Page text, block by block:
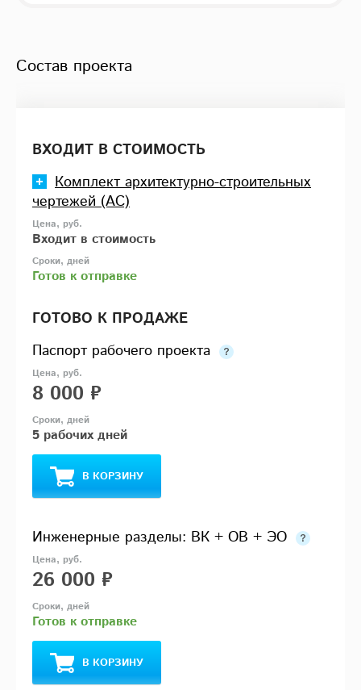
Состав проекта
ВХОДИТ В СТОИМОСТЬ
Комплект архитектурно-строительных
чертежей (АС)
Входит в стоимость
Готов к отправке
ГОТОВО К ПРОДАЖЕ
Паспорт рабочего проекта
8 000 ₽
5 рабочих дней
В КОРЗИНУ
Инженерные разделы: ВК + ОВ + ЭО
26 000 ₽
Готов к отправке
В КОРЗИНУ